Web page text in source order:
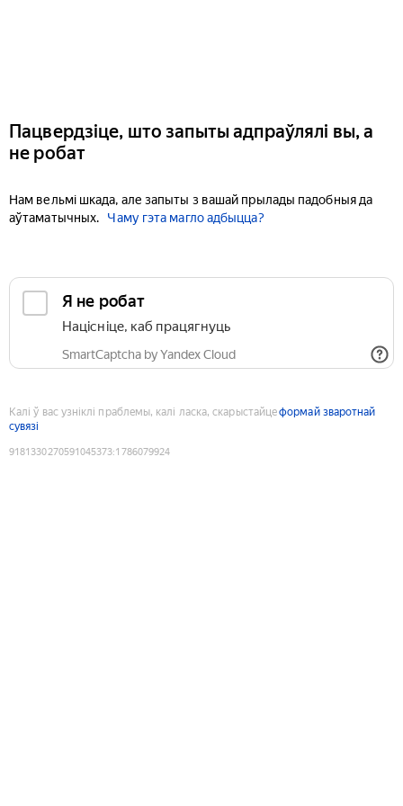
Пацвердзіце, што запыты адпраўлялі вы, а
не робат
Нам вельмі шкада, але запыты з вашай прылады падобныя да
аўтаматычных.
Чаму гэта магло адбыцца?
Я не робат
Націсніце, каб працягнуць
SmartCaptcha by Yandex Cloud
Калі ў вас узніклі праблемы, калі ласка, скарыстайцеформай зваротнай
сувязі
9181330270591045373:1786079924